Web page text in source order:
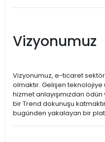
Vizyonumuz
Vizyonumuz, e-ticaret
olmaktır. Gelişen
hizmet anlayışımızdan
bir Trend dokunuşu
bugünden yakalayan bir